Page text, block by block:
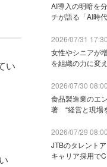
い
AI導入の明暗を
チが語る「AI時
2026/07/31 17:30
女性やシニアが
を組織の力に変
2026/07/30 08:00
食品製造業のエ
著 “経営と現場
2026/07/29 08:00
JTBのタレント
キャリア採用で